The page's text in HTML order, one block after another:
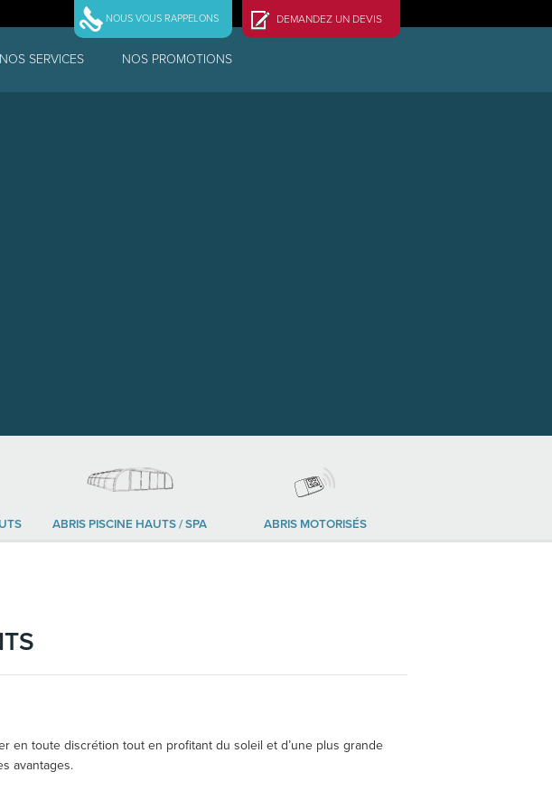
DEMANDEZ UN DEVIS
NOUS VOUS RAPPELONS
NOS SERVICES NOS PROMOTIONS
ABRIS PISCINE HAUTS / SPA ABRIS MOTORISÉS
en toute discrétion tout en profitant du soleil et d’une plus grande
avantages.